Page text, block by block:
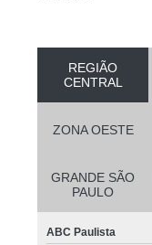
REGIÃO
CENTRAL
ZONA OESTE
GRANDE SÃO
PAULO
ABC Paulista